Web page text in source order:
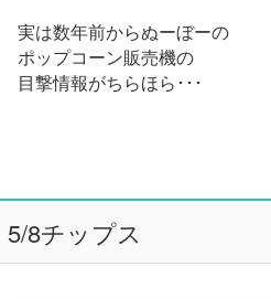
実は数年前からぬーぼーの
ポップコーン販売機の
目撃情報がちらほら･･･
5/8チップス